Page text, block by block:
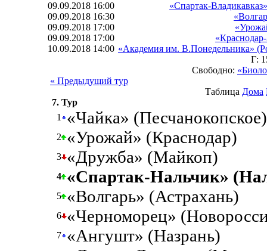
09.09.2018 16:00
«Спартак-
09.09.2018 16:30
09.09.2018 17:00
09.09.2018 17:00
10.09.2018 14:00 «Академия им. В.Понедельника»
Г:
Свободно:
« Предыдущий тур
Таблица Дома
7. Тур
1
«Чайка» (Песчанокопское)
2 «Урожай» (Краснодар)
3 «Дружба» (Майкоп)
4 «Спартак-Нальчик»
5 «Волгарь» (Астрахань)
6 «Черноморец»
7 «Ангушт» (Назрань)